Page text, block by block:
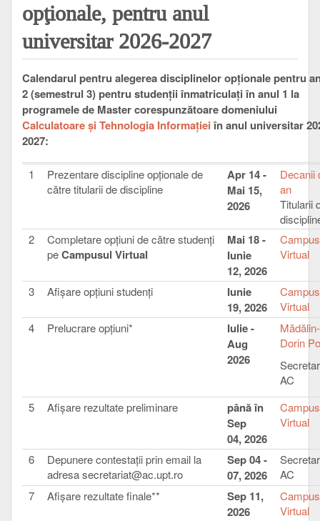
opţionale, pentru anul
universitar 2026-2027
Calendarul pentru alegerea disciplinelor opționale pentru
2 (semestrul 3) pentru studenții înmatriculați în anul 1 la
programele de Master corespunzătoare domeniului
Calculatoare și Tehnologia Informației în anul universitar
2027:
1
Prezentare discipline opţionale de
către titularii de discipline
Apr 14 -
Mai 15,
2026
Decanii
an
Titularii
2
Completare opţiuni de către studenţi
peCampusul Virtual
Mai 18 -
Iunie
12, 2026
Campus
Virtual
3 Afișare opțiuni studenți
Iunie
19, 2026
Campus
Virtual
4
Prelucrare opțiuni*
Iulie -
Aug
2026
Mădălin-
Dorin
AC
5
Afişare rezultate preliminare
până în
Sep
04, 2026
Campus
Virtual
6
Depunere contestaţii prin email la
adresa secretariat@ac.upt.ro
Sep 04 -
07, 2026
AC
7
Afişare rezultate finale**
Sep 11,
2026
Campus
Virtual